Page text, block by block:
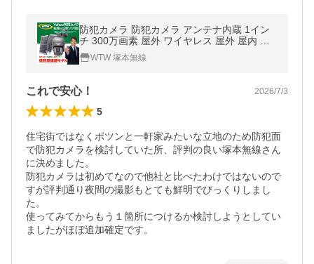
防犯カメラ 防犯カメラ アンテナ内蔵 1イン
チ 300万画素 屋外 ワイヤレス 屋外 屋内 ソ
ーラー充電 家庭用 みてるちゃんWSP-BM 低
照度モデル
WTW 塚本無線
これで安心！ 2026/7/3
5
住宅街ではなくポツンと一軒家みたいな立地のため防犯面
で防犯カメラを検討していた所、評判の良い塚本無線さん
に決めました。
防犯カメラは初めてなので他社と比べたわけではないので
すが評判通り夜間の撮影もとても鮮明でびっくりしまし
た。
使ってみてからもう１箇所につけるか検討しようとしてい
ましたがほぼ追加確定です。